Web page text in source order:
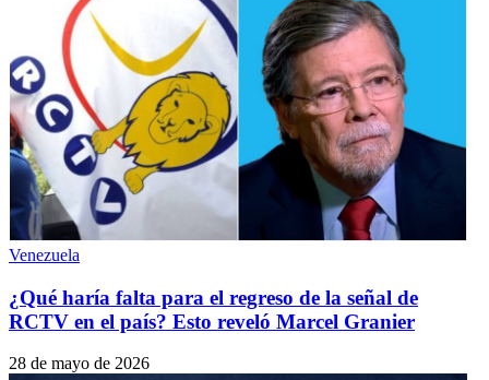
Venezuela
¿Qué haría falta para el regreso de la señal de
RCTV en el país? Esto reveló Marcel Granier
28 de mayo de 2026